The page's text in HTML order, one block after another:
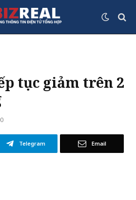
tục giảm trên 2
Telegram Email